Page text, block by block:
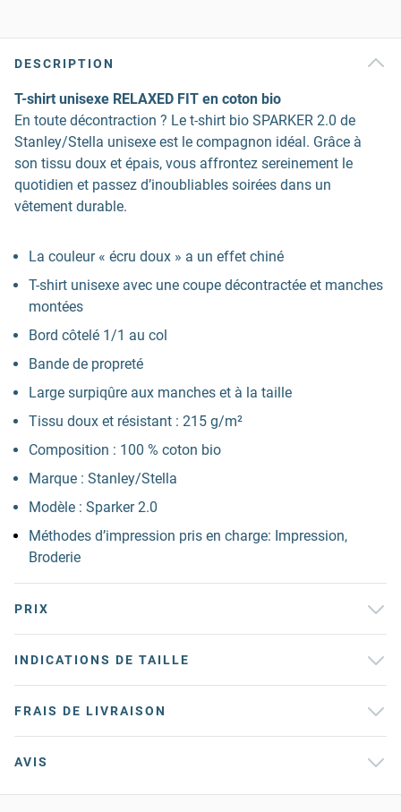
DESCRIPTION
T-shirt unisexe RELAXED FIT en coton bio
En toute décontraction ? Le t-shirt bio SPARKER 2.0 de
Stanley/Stella unisexe est le compagnon idéal. Grâce à
son tissu doux et épais, vous affrontez sereinement le
quotidien et passez d’inoubliables soirées dans un
vêtement durable.
La couleur « écru doux » a un effet chiné
T-shirt unisexe avec une coupe décontractée et manches
montées
Bord côtelé 1/1 au col
Bande de propreté
Large surpiqûre aux manches et à la taille
Tissu doux et résistant : 215 g/m²
Composition : 100 % coton bio
Marque : Stanley/Stella
Modèle : Sparker 2.0
Méthodes d’impression pris en charge: Impression,
Broderie
PRIX
INDICATIONS DE TAILLE
FRAIS DE LIVRAISON
AVIS